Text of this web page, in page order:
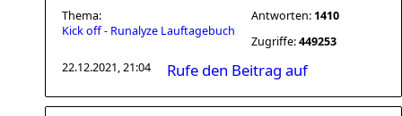
Thema:
Kick off - Runalyze Lauftagebuch
Antworten: 1410
Zugriffe:449253
22.12.2021, 21:04
Rufe den Beitrag auf